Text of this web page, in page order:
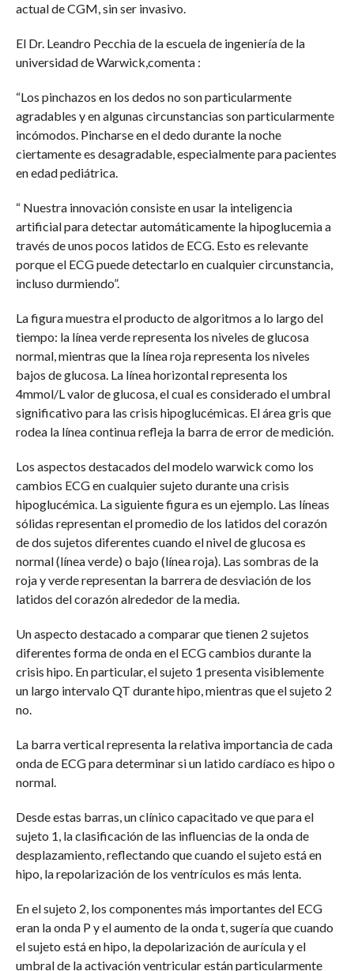
actual de CGM, sin ser invasivo.
El Dr. Leandro Pecchia de la escuela de ingeniería de la
universidad de Warwick,comenta :
“Los pinchazos en los dedos no son particularmente
agradables y en algunas circunstancias son particularmente
incómodos. Pincharse en el dedo durante la noche
ciertamente es desagradable, especialmente para pacientes
en edad pediátrica.
“ Nuestra innovación consiste en usar la inteligencia
artificial para detectar automáticamente la hipoglucemia a
través de unos pocos latidos de ECG. Esto es relevante
porque el ECG puede detectarlo en cualquier circunstancia,
incluso durmiendo”.
La figura muestra el producto de algoritmos a lo largo del
tiempo: la línea verde representa los niveles de glucosa
normal, mientras que la línea roja representa los niveles
bajos de glucosa. La línea horizontal representa los
4mmol/L valor de glucosa, el cual es considerado el umbral
significativo para las crisis hipoglucémicas. El área gris que
rodea la línea continua refleja la barra de error de medición.
Los aspectos destacados del modelo warwick como los
cambios ECG en cualquier sujeto durante una crisis
hipoglucémica. La siguiente figura es un ejemplo. Las líneas
sólidas representan el promedio de los latidos del corazón
de dos sujetos diferentes cuando el nivel de glucosa es
normal (línea verde) o bajo (línea roja). Las sombras de la
roja y verde representan la barrera de desviación de los
latidos del corazón alrededor de la media.
Un aspecto destacado a comparar que tienen 2 sujetos
diferentes forma de onda en el ECG cambios durante la
crisis hipo. En particular, el sujeto 1 presenta visiblemente
un largo intervalo QT durante hipo, mientras que el sujeto 2
no.
La barra vertical representa la relativa importancia de cada
onda de ECG para determinar si un latido cardíaco es hipo o
normal.
Desde estas barras, un clínico capacitado ve que para el
sujeto 1, la clasificación de las influencias de la onda de
desplazamiento, reflectando que cuando el sujeto está en
hipo, la repolarización de los ventrículos es más lenta.
En el sujeto 2, los componentes más importantes del ECG
eran la onda P y el aumento de la onda t, sugería que cuando
el sujeto está en hipo, la depolarización de aurícula y el
umbral de la activación ventricular están particularmente